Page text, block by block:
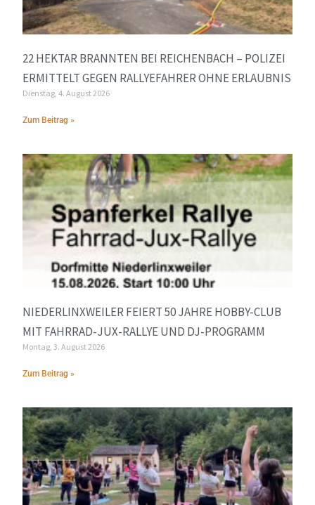
22 HEKTAR BRANNTEN BEI REICHENBACH – POLIZEI
ERMITTELT GEGEN RALLYEFAHRER OHNE ERLAUBNIS
Dienstag, 4. August 2026
Zum Beitrag »
NIEDERLINXWEILER FEIERT 50 JAHRE HOBBY-CLUB
MIT FAHRRAD-JUX-RALLYE UND DJ-PROGRAMM
Montag, 3. August 2026
Zum Beitrag »